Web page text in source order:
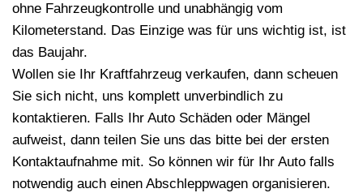
ohne Fahrzeugkontrolle und unabhängig vom
Kilometerstand. Das Einzige was für uns wichtig ist, ist
das Baujahr.
Wollen sie Ihr Kraftfahrzeug verkaufen, dann scheuen
Sie sich nicht, uns komplett unverbindlich zu
kontaktieren. Falls Ihr Auto Schäden oder Mängel
aufweist, dann teilen Sie uns das bitte bei der ersten
Kontaktaufnahme mit. So können wir für Ihr Auto falls
notwendig auch einen Abschleppwagen organisieren.